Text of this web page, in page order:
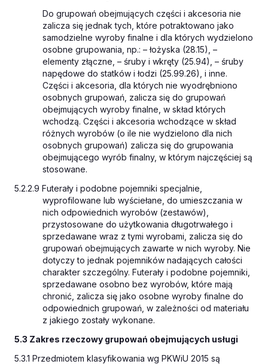
Do grupowań obejmujących części i akcesoria nie
zalicza się jednak tych, które potraktowano jako
samodzielne wyroby finalne i dla których wydzielono
osobne grupowania, np.: – łożyska (28.15), –
elementy złączne, – śruby i wkręty (25.94), – śruby
napędowe do statków i łodzi (25.99.26), i inne.
Części i akcesoria, dla których nie wyodrębniono
osobnych grupowań, zalicza się do grupowań
obejmujących wyroby finalne, w skład których
wchodzą. Części i akcesoria wchodzące w skład
różnych wyrobów (o ile nie wydzielono dla nich
osobnych grupowań) zalicza się do grupowania
obejmującego wyrób finalny, w którym najczęściej są
stosowane.
5.2.2.9 Futerały i podobne pojemniki specjalnie,
wyprofilowane lub wyściełane, do umieszczania w
nich odpowiednich wyrobów (zestawów),
przystosowane do użytkowania długotrwałego i
sprzedawane wraz z tymi wyrobami, zalicza się do
grupowań obejmujących zawarte w nich wyroby. Nie
dotyczy to jednak pojemników nadających całości
charakter szczególny. Futerały i podobne pojemniki,
sprzedawane osobno bez wyrobów, które mają
chronić, zalicza się jako osobne wyroby finalne do
odpowiednich grupowań, w zależności od materiału
z jakiego zostały wykonane.
5.3 Zakres rzeczowy grupowań obejmujących usługi
5.3.1 Przedmiotem klasyfikowania wg PKWiU 2015 są